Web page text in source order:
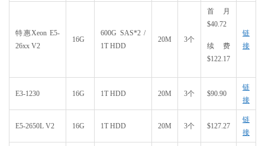
特惠Xeon E5-
26xx V2
16G
600G SAS*2 /
1T HDD
20M 3个
首月
$40.72
续费
$122.17
链
接
E3-1230 16G 1T HDD 20M 3个 $90.90
链
接
E5-2650L V2 16G 1T HDD 20M 3个 $127.27
链
接